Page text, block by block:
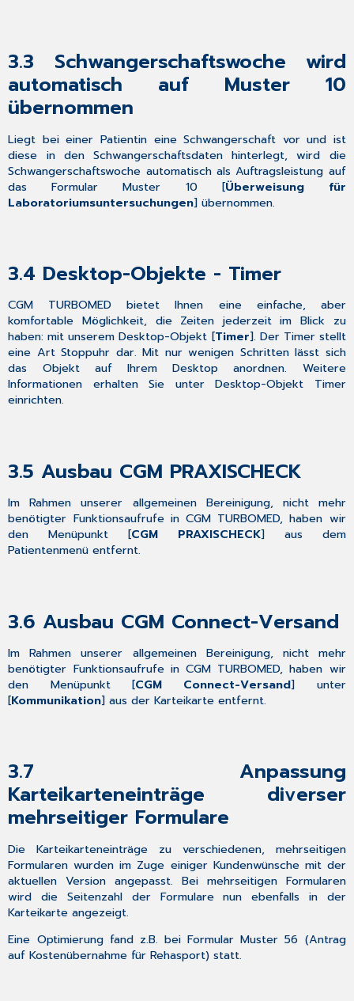
3.3 Schwangerschaftswoche wird
automatisch auf Muster 10
übernommen
Liegt bei einer Patientin eine Schwangerschaft vor und ist
diese in den Schwangerschaftsdaten hinterlegt, wird die
Schwangerschaftswoche automatisch als Auftragsleistung auf
das Formular Muster 10 [Überweisung für
Laboratoriumsuntersuchungen] übernommen.
3.4 Desktop-Objekte - Timer
CGM TURBOMED bietet Ihnen eine einfache, aber
komfortable Möglichkeit, die Zeiten jederzeit im Blick zu
haben: mit unserem Desktop-Objekt [Timer]. Der Timer stellt
eine Art Stoppuhr dar. Mit nur wenigen Schritten lässt sich
das Objekt auf Ihrem Desktop anordnen. Weitere
Informationen erhalten Sie unterDesktop-Objekt Timer
einrichten.
3.5 Ausbau CGM PRAXISCHECK
Im Rahmen unserer allgemeinen Bereinigung, nicht mehr
benötigter Funktionsaufrufe in CGM TURBOMED, haben wir
den Menüpunkt [CGM PRAXISCHECK] aus dem
Patientenmenü entfernt.
3.6 Ausbau CGM Connect-Versand
Im Rahmen unserer allgemeinen Bereinigung, nicht mehr
benötigter Funktionsaufrufe in CGM TURBOMED, haben wir
den Menüpunkt [CGM Connect-Versand] unter
[Kommunikation] aus der Karteikarte entfernt.
3.7 Anpassung
Karteikarteneinträge diverser
mehrseitiger Formulare
Die Karteikarteneinträge zu verschiedenen, mehrseitigen
Formularen wurden im Zuge einiger Kundenwünsche mit der
aktuellen Version angepasst. Bei mehrseitigen Formularen
wird die Seitenzahl der Formulare nun ebenfalls in der
Karteikarte angezeigt.
Eine Optimierung fand z.B. bei Formular Muster 56 (Antrag
auf Kostenübernahme für Rehasport) statt.